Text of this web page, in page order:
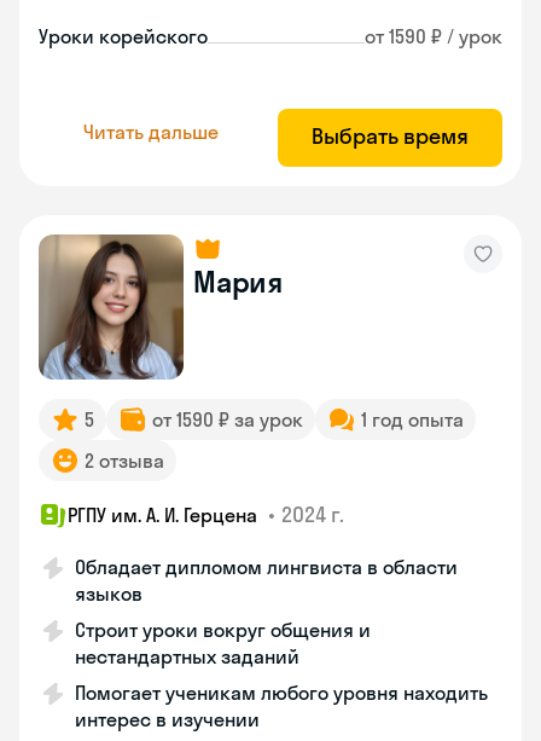
Уроки корейского от 1590 ₽ / урок
Читать дальше Выбрать время
Мария
5 от 1590 ₽ за урок
1 год опыта
2 отзыва
РГПУ им. А. И. Герцена • 2024 г.
Обладает дипломом лингвиста в области
языков
Строит уроки вокруг общения и
нестандартных заданий
Помогает ученикам любого уровня находить
интерес в изучении